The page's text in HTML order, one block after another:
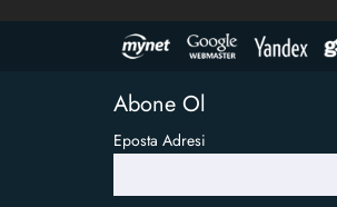
Abone Ol
Eposta Adresi